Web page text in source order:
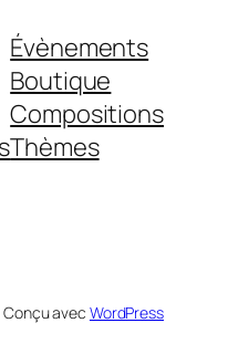
Évènements
Boutique
Compositions
Thèmes
Conçu avec WordPress